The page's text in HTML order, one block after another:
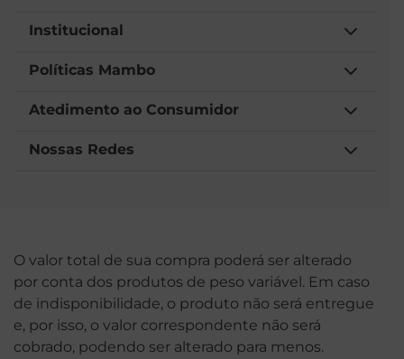
Institucional
Políticas Mambo
Atedimento ao Consumidor
Nossas Redes
O valor total de sua compra poderá ser alterado
por conta dos produtos de peso variável. Em caso
de indisponibilidade, o produto não será entregue
e, por isso, o valor correspondente não será
cobrado, podendo ser alterado para menos.